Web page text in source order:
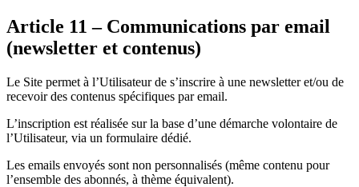
Article 11 – Communications par email
(newsletter et contenus)
Le Site permet à l’Utilisateur de s’inscrire à une newsletter et/ou de
recevoir des contenus spécifiques par email.
L’inscription est réalisée sur la base d’une démarche volontaire de
l’Utilisateur, via un formulaire dédié.
Les emails envoyés sont non personnalisés (même contenu pour
l’ensemble des abonnés, à thème équivalent).